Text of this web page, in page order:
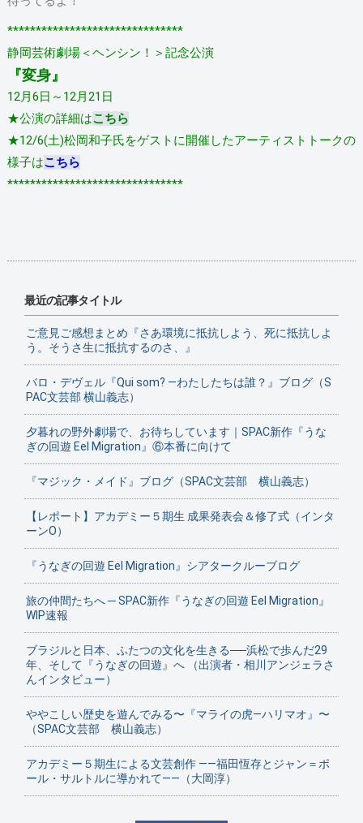
*******************************
静岡芸術劇場＜ヘンシン！＞記念公演
『変身』
12月6日～12月21日
★公演の詳細はこちら
★12/6(土)松岡和子氏をゲストに開催したアーティストトークの
様子はこちら
*******************************
最近の記事タイトル
ご意見ご感想まとめ『さあ環境に抵抗しよう、死に抵抗しよ
う。そうさ生に抵抗するのさ、』
バロ・デヴェル『Qui som? ―わたしたちは誰？』ブログ（S
PAC文芸部 横山義志）
夕暮れの野外劇場で、お待ちしています｜SPAC新作『うな
ぎの回遊 Eel Migration』⑥本番に向けて
『マジック・メイド』ブログ（SPAC文芸部 横山義志）
【レポート】アカデミー５期生 成果発表会＆修了式（インタ
ーンO）
『うなぎの回遊 Eel Migration』シアタークルーブログ
旅の仲間たちへ ─ SPAC新作『うなぎの回遊 Eel Migration』
WIP速報
ブラジルと日本、ふたつの文化を生きる──浜松で歩んだ29
年、そして『うなぎの回遊』へ （出演者・相川アンジェラさ
んインタビュー）
ややこしい歴史を遊んでみる〜『マライの虎—ハリマオ』〜
（SPAC文芸部 横山義志）
アカデミー５期生による文芸創作 ——福田恆存とジャン＝ポ
ール・サルトルに導かれて——（大岡淳）